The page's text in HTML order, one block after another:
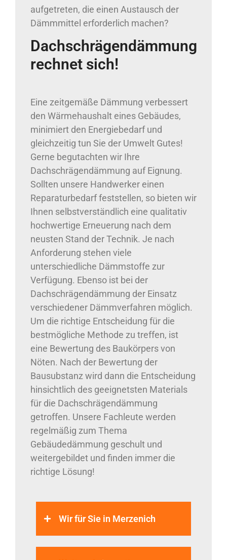
aufgetreten, die einen Austausch der
Dämmmittel erforderlich machen?
Dachschrägendämmung
rechnet sich!
Eine zeitgemäße Dämmung verbessert
den Wärmehaushalt eines Gebäudes,
minimiert den Energiebedarf und
gleichzeitig tun Sie der Umwelt Gutes!
Gerne begutachten wir Ihre
Dachschrägendämmung auf Eignung.
Sollten unsere Handwerker einen
Reparaturbedarf feststellen, so bieten wir
Ihnen selbstverständlich eine qualitativ
hochwertige Erneuerung nach dem
neusten Stand der Technik. Je nach
Anforderung stehen viele
unterschiedliche Dämmstoffe zur
Verfügung. Ebenso ist bei der
Dachschrägendämmung der Einsatz
verschiedener Dämmverfahren möglich.
Um die richtige Entscheidung für die
bestmögliche Methode zu treffen, ist
eine Bewertung des Baukörpers von
Nöten. Nach der Bewertung der
Bausubstanz wird dann die Entscheidung
hinsichtlich des geeignetsten Materials
für die Dachschrägendämmung
getroffen. Unsere Fachleute werden
regelmäßig zum Thema
Gebäudedämmung geschult und
weitergebildet und finden immer die
richtige Lösung!
Wir für Sie in Merzenich